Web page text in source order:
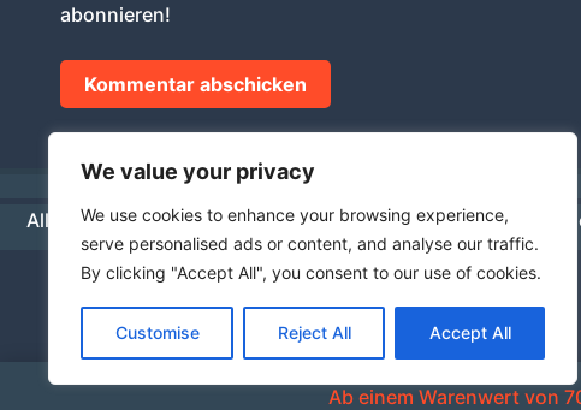
We value your privacy
We use cookies to enhance your browsing experience,
serve personalised ads or content, and analyse our traffic.
By clicking "Accept All", you consent to our use of cookies.
Customise Reject All Accept All
Ab einem Warenwert von
abonnieren!
Allgemeine Geschäftsbedingungen Datenschutz